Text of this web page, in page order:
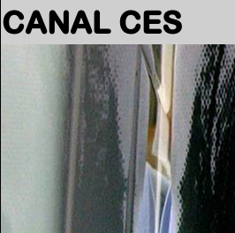
CANAL CES